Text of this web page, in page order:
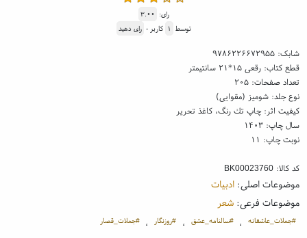
رای: ۳.۰۰
توسط ۱ کاربر - رای دهید
شابک:۹۷۸۶۲۲۶۶۷۲۹۵۵
قطع کتاب: رقعی ۱۵*۲۱ سانتیمتر
تعداد صفحات: ۲۰۵
نوع جلد: شومیز (مقوایی)
کیفیت اثر: چاپ تك رنگ، کاغذ تحریر
سال چاپ: ۱۴۰۳
نوبت چاپ: ۱۱
کد کالا:BK00023760
موضوعات اصلی:ادبیات
موضوعات فرعی:شعر
#جملات_عاشقانه ، #سالنامه_عشق ، #روزنگار ، #جملات_قصار